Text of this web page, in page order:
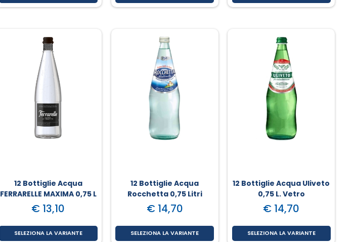
12 Bottiglie Acqua
FERRARELLE MAXIMA 0,75 L
Vetro
€ 13,10
SELEZIONA LA VARIANTE
12 Bottiglie Acqua
Rocchetta 0,75 Litri
Vetro
€ 14,70
SELEZIONA LA VARIANTE
12 Bottiglie Acqua Uliveto
0,75 L. Vetro
€ 14,70
SELEZIONA LA VARIANTE